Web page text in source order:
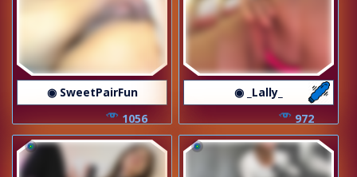
◉ SweetPairFun
1056
◉ _Lally_
972